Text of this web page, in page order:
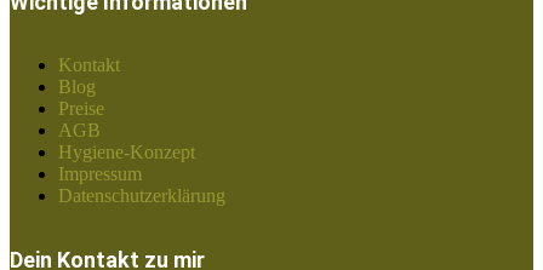
Kontakt
Blog
Preise
AGB
Hygiene-Konzept
Impressum
Datenschutzerklärung
Dein Kontakt zu mir